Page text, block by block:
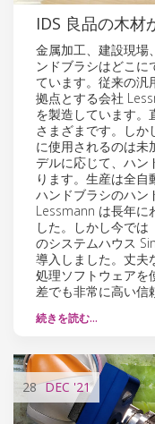
IDS 良品の木材
金属加工、建設現場
ンドブラシはどこ
ています。従来の汎
拠点とする会社
を製造しています。
さまざまです。しか
に使用されるのは未
デルに応じて、ハン
ります。生産は全
ハンドブラシのハン
Lessmann は長年に
した。しかし今で
のシステムハウス
導入しました。丈夫
処理ソフトウェアを
差でも非常に高い信
続きを読む…
28 DEC '21